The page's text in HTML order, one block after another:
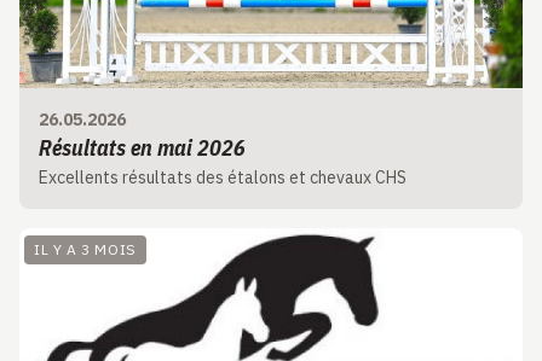
26.05.2026
Résultats en mai 2026
Excellents résultats des étalons et chevaux CHS
IL Y A 3 MOIS